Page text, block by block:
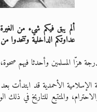
ألم يبق فيكم شيء من
عداوتكم الداخلية
هزّا المسلمين وأحدثا فيهم
الإسلامية الأحمدية قد
والمتتبع للتاريخ في